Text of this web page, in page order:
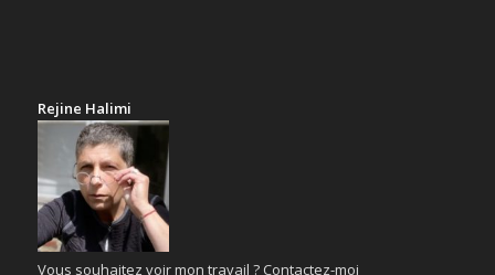
Rejine Halimi
Vous souhaitez voir mon travail ? Contactez-moi